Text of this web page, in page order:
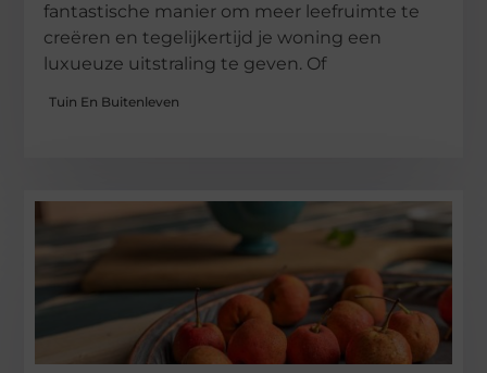
fantastische manier om meer leefruimte te
creëren en tegelijkertijd je woning een
luxueuze uitstraling te geven. Of
Tuin En Buitenleven